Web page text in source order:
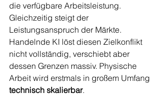
die verfügbare Arbeitsleistung.
Gleichzeitig steigt der
Leistungsanspruch der Märkte.
Handelnde KI löst diesen Zielkonflikt
nicht vollständig, verschiebt aber
dessen Grenzen massiv. Physische
Arbeit wird erstmals in großem Umfang
technisch skalierbar.